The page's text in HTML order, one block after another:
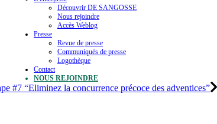
Découvrir DE SANGOSSE
Nous rejoindre
Accès Weblog
Presse
Revue de presse
Communiqués de presse
Logothèque
Contact
NOUS REJOINDRE
#7 “Eliminez la concurrence précoce des adventices”